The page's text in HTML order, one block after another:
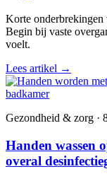
Korte onderbrekingen
Begin bij vaste
voelt.
Lees artikel →
Gezondheid & zorg ·
Handen wassen
overal